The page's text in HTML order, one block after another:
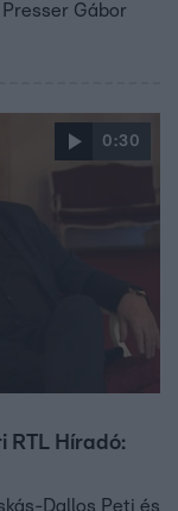
Gábor
0:30
RTL Híradó:
Dallos Peti és